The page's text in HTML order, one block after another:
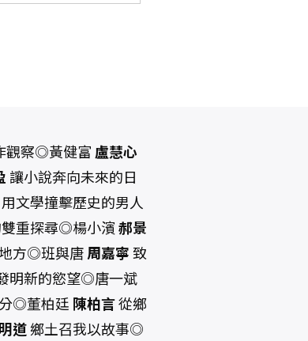
觀察◎黃健富 盧慧心
讓小說奔向未來的日
文學撞擊歷史的男人
重探尋◎楊小濱郝景
方◎班與唐周嘉寧 致
明新的慾望◎唐一斌
◎董柏廷 陳柏言從鄉
道鄉土召我以故事◎